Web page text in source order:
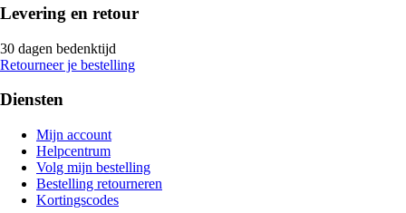
Levering en retour
30 dagen bedenktijd
Retourneer je bestelling
Diensten
Mijn account
Helpcentrum
Volg mijn bestelling
Bestelling retourneren
Kortingscodes